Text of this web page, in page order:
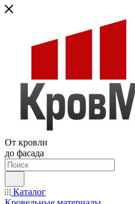
От кровли
до фасада
Каталог